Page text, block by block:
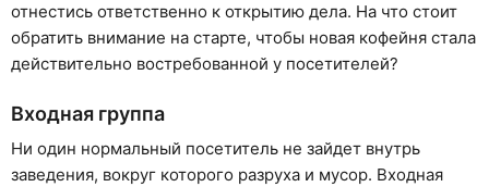
отнестись ответственно к открытию дела. На что стоит
обратить внимание на старте, чтобы новая кофейня стала
действительно востребованной у посетителей?
Входная группа
Ни один нормальный посетитель не зайдет внутрь
заведения, вокруг которого разруха и мусор. Входная